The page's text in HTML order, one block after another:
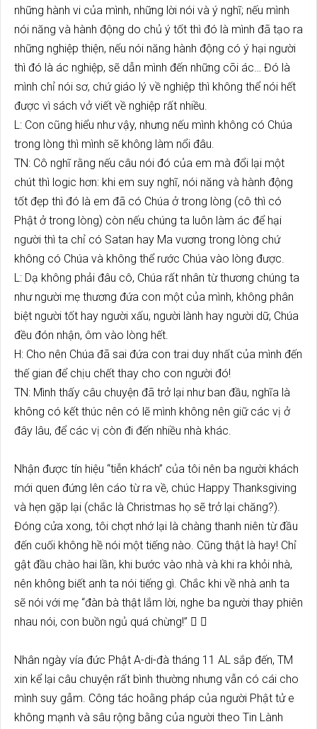
những hành vi của mình, những lời nói và ý nghĩ; nếu mình
nói năng và hành động do chủ ý tốt thì đó là mình đã tạo ra
những nghiệp thiện, nếu nói năng hành động có ý hại người
thì đó là ác nghiệp, sẽ dẫn mình đến những cõi ác… Đó là
mình chỉ nói sơ, chứ giáo lý về nghiệp thì không thể nói hết
được vì sách vở viết về nghiệp rất nhiều.
L: Con cũng hiểu như vậy, nhưng nếu mình không có Chúa
trong lòng thì mình sẽ không làm nổi đâu.
TN: Cô nghĩ rằng nếu câu nói đó của em mà đổi lại một
chút thì logic hơn: khi em suy nghĩ, nói năng và hành động
tốt đẹp thì đó là em đã có Chúa ở trong lòng (cô thì có
Phật ở trong lòng) còn nếu chúng ta luôn làm ác để hại
người thì ta chỉ có Satan hay Ma vương trong lòng chứ
không có Chúa và không thể rước Chúa vào lòng được.
L: Dạ không phải đâu cô, Chúa rất nhân từ thương chúng ta
như người mẹ thương đứa con một của mình, không phân
biệt người tốt hay người xấu, người lành hay người dữ, Chúa
đều đón nhận, ôm vào lòng hết.
H: Cho nên Chúa đã sai đứa con trai duy nhất của mình đến
thế gian để chịu chết thay cho con người đó!
TN: Mình thấy câu chuyện đã trở lại như ban đầu, nghĩa là
không có kết thúc nên có lẽ mình không nên giữ các vị ở
đây lâu, để các vị còn đi đến nhiều nhà khác.
Nhận được tín hiệu “tiễn khách” của tôi nên ba người khách
mới quen đứng lên cáo từ ra về, chúc Happy Thanksgiving
và hẹn gặp lại (chắc là Christmas họ sẽ trở lại chăng?).
Đóng cửa xong, tôi chợt nhớ lại là chàng thanh niên từ đầu
đến cuối không hề nói một tiếng nào. Cũng thật là hay! Chỉ
gật đầu chào hai lần, khi bước vào nhà và khi ra khỏi nhà,
nên không biết anh ta nói tiếng gì. Chắc khi về nhà anh ta
sẽ nói với mẹ “đàn bà thật lắm lời, nghe ba người thay phiên
nhau nói, con buồn ngủ quá chừng!”  
Nhân ngày vía đức Phật A-di-đà tháng 11 AL sắp đến, TM
xin kể lại câu chuyện rất bình thường nhưng vẫn có cái cho
mình suy gẫm. Công tác hoằng pháp của người Phật tử e
không mạnh và sâu rộng bằng của người theo Tin Lành